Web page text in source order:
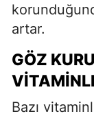
artar.
GÖZ
Bazı